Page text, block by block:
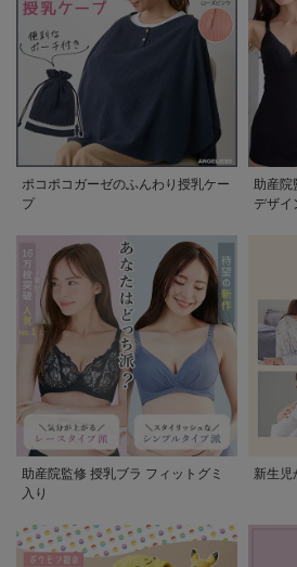
ポコポコガーゼのふんわり授乳ケー
プ
助産院
デザイ
助産院監修 授乳ブラ フィットグミ
入り
新生児